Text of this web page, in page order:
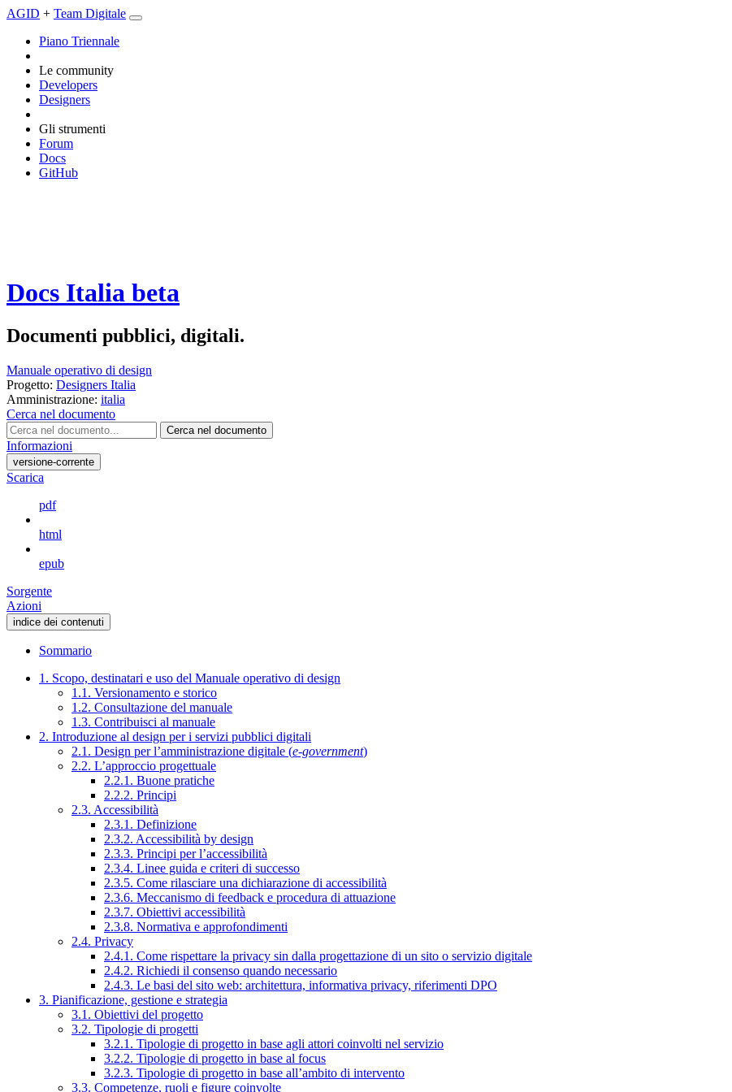
AGID + Team Digitale
Piano Triennale
Le community
Developers
Designers
Gli strumenti
Forum
Docs
GitHub
Docs Italia beta
Documenti pubblici, digitali.
Manuale operativo di design
Progetto: Designers Italia
Amministrazione: italia
Cerca nel documento
Cerca nel documento
Informazioni
versione-corrente
Scarica
pdf
html
epub
Sorgente
Azioni
indice dei contenuti
Sommario
1. Scopo, destinatari e uso del Manuale operativo di design
1.1. Versionamento e storico
1.2. Consultazione del manuale
1.3. Contribuisci al manuale
2. Introduzione al design per i servizi pubblici digitali
2.1. Design per l’amministrazione digitale (e-government)
2.2. L’approccio progettuale
2.2.1. Buone pratiche
2.2.2. Principi
2.3. Accessibilità
2.3.1. Definizione
2.3.2. Accessibilità by design
2.3.3. Principi per l’accessibilità
2.3.4. Linee guida e criteri di successo
2.3.5. Come rilasciare una dichiarazione di accessibilità
2.3.6. Meccanismo di feedback e procedura di attuazione
2.3.7. Obiettivi accessibilità
2.3.8. Normativa e approfondimenti
2.4. Privacy
2.4.1. Come rispettare la privacy sin dalla progettazione di un sito o servizio digitale
2.4.2. Richiedi il consenso quando necessario
2.4.3. Le basi del sito web: architettura, informativa privacy, riferimenti DPO
3. Pianificazione, gestione e strategia
3.1. Obiettivi del progetto
3.2. Tipologie di progetti
3.2.1. Tipologie di progetto in base agli attori coinvolti nel servizio
3.2.2. Tipologie di progetto in base al focus
3.2.3. Tipologie di progetto in base all’ambito di intervento
3.3. Competenze, ruoli e figure coinvolte